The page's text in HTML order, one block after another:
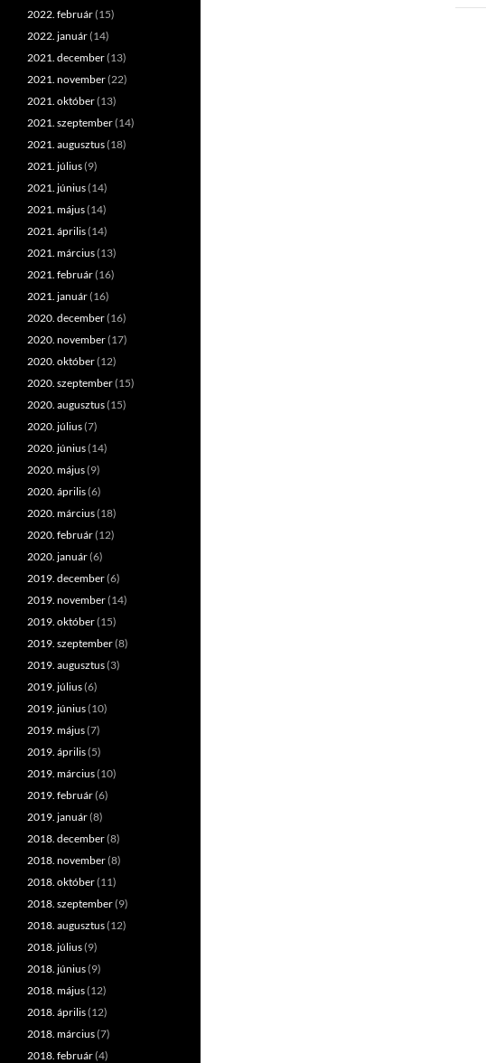
2022. február(15)
2022. január(14)
2021. december(13)
2021. november(22)
2021. október(13)
2021. szeptember(14)
2021. augusztus(18)
2021. július(9)
2021. június(14)
2021. május(14)
2021. április(14)
2021. március(13)
2021. február(16)
2021. január(16)
2020. december(16)
2020. november(17)
2020. október(12)
2020. szeptember(15)
2020. augusztus(15)
2020. július(7)
2020. június(14)
2020. május(9)
2020. április(6)
2020. március(18)
2020. február(12)
2020. január(6)
2019. december(6)
2019. november(14)
2019. október(15)
2019. szeptember(8)
2019. augusztus(3)
2019. július(6)
2019. június(10)
2019. május(7)
2019. április(5)
2019. március(10)
2019. február(6)
2019. január(8)
2018. december(8)
2018. november(8)
2018. október(11)
2018. szeptember(9)
2018. augusztus(12)
2018. július(9)
2018. június(9)
2018. május(12)
2018. április(12)
2018. március(7)
2018. február(4)